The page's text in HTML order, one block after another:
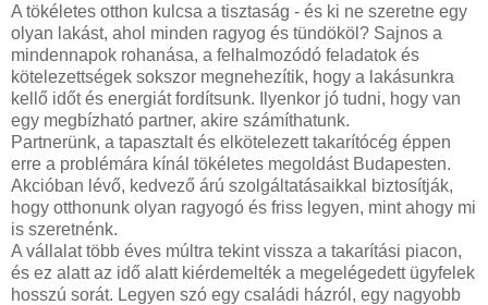
A tökéletes otthon kulcsa a tisztaság - és ki ne szeretne egy
olyan lakást, ahol minden ragyog és tündököl? Sajnos a
mindennapok rohanása, a felhalmozódó feladatok és
kötelezettségek sokszor megnehezítik, hogy a lakásunkra
kellő időt és energiát fordítsunk. Ilyenkor jó tudni, hogy van
egy megbízható partner, akire számíthatunk.
Partnerünk, a tapasztalt és elkötelezett takarítócég éppen
erre a problémára kínál tökéletes megoldást Budapesten.
Akcióban lévő, kedvező árú szolgáltatásaikkal biztosítják,
hogy otthonunk olyan ragyogó és friss legyen, mint ahogy mi
is szeretnénk.
A vállalat több éves múltra tekint vissza a takarítási piacon,
és ez alatt az idő alatt kiérdemelték a megelégedett ügyfelek
hosszú sorát. Legyen szó egy családi házról, egy nagyobb